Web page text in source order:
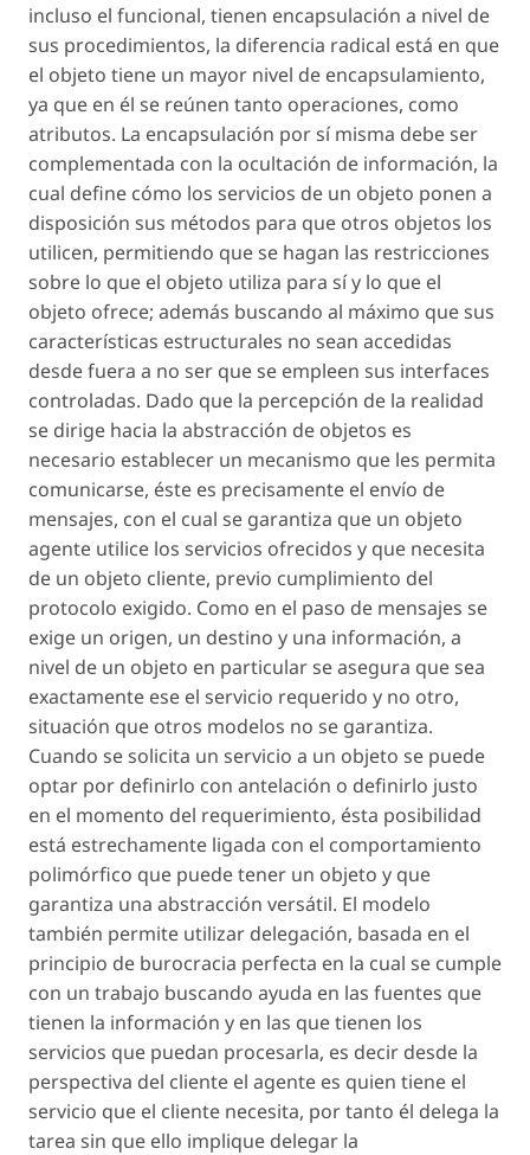
incluso el funcional, tienen encapsulación a nivel de
sus procedimientos, la diferencia radical está en que
el objeto tiene un mayor nivel de encapsulamiento,
ya que en él se reúnen tanto operaciones, como
atributos. La encapsulación por sí misma debe ser
complementada con la ocultación de información, la
cual define cómo los servicios de un objeto ponen a
disposición sus métodos para que otros objetos los
utilicen, permitiendo que se hagan las restricciones
sobre lo que el objeto utiliza para sí y lo que el
objeto ofrece; además buscando al máximo que sus
características estructurales no sean accedidas
desde fuera a no ser que se empleen sus interfaces
controladas. Dado que la percepción de la realidad
se dirige hacia la abstracción de objetos es
necesario establecer un mecanismo que les permita
comunicarse, éste es precisamente el envío de
mensajes, con el cual se garantiza que un objeto
agente utilice los servicios ofrecidos y que necesita
de un objeto cliente, previo cumplimiento del
protocolo exigido. Como en el paso de mensajes se
exige un origen, un destino y una información, a
nivel de un objeto en particular se asegura que sea
exactamente ese el servicio requerido y no otro,
situación que otros modelos no se garantiza.
Cuando se solicita un servicio a un objeto se puede
optar por definirlo con antelación o definirlo justo
en el momento del requerimiento, ésta posibilidad
está estrechamente ligada con el comportamiento
polimórfico que puede tener un objeto y que
garantiza una abstracción versátil. El modelo
también permite utilizar delegación, basada en el
principio de burocracia perfecta en la cual se cumple
con un trabajo buscando ayuda en las fuentes que
tienen la información y en las que tienen los
servicios que puedan procesarla, es decir desde la
perspectiva del cliente el agente es quien tiene el
servicio que el cliente necesita, por tanto él delega la
tarea sin que ello implique delegar la